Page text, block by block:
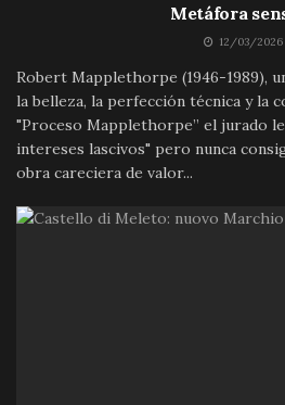
Metáfora
12/03/2026
Robert Mapplethorpe (1946-1989),
la belleza, la perfección técnica y la
"Proceso Mapplethorpe” el jurado
intereses lascivos" pero nunca
obra careciera de valor...